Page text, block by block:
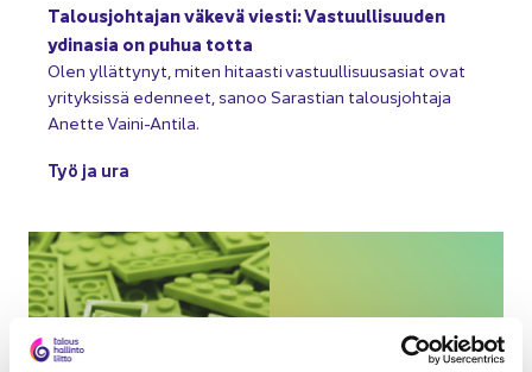
Ta­lous­joh­ta­jan vä­ke­vä vies­ti: Vas­tuul­li­suu­den
ydin­a­sia on puhua totta
Olen yl­lät­ty­nyt, miten hi­taas­ti vas­tuul­li­suus­asiat ovat
yri­tyk­sis­sä eden­neet, sanoo Sa­ras­tian ta­lous­joh­ta­ja
Anet­te Vaini-​Antila.
Työ ja ura